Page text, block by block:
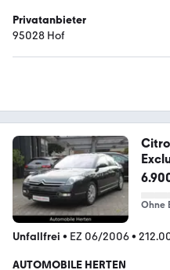
Privatanbieter
95028 Hof
Ohne
Unfallfrei • EZ 06/2006•
AUTOMOBILE HERTEN